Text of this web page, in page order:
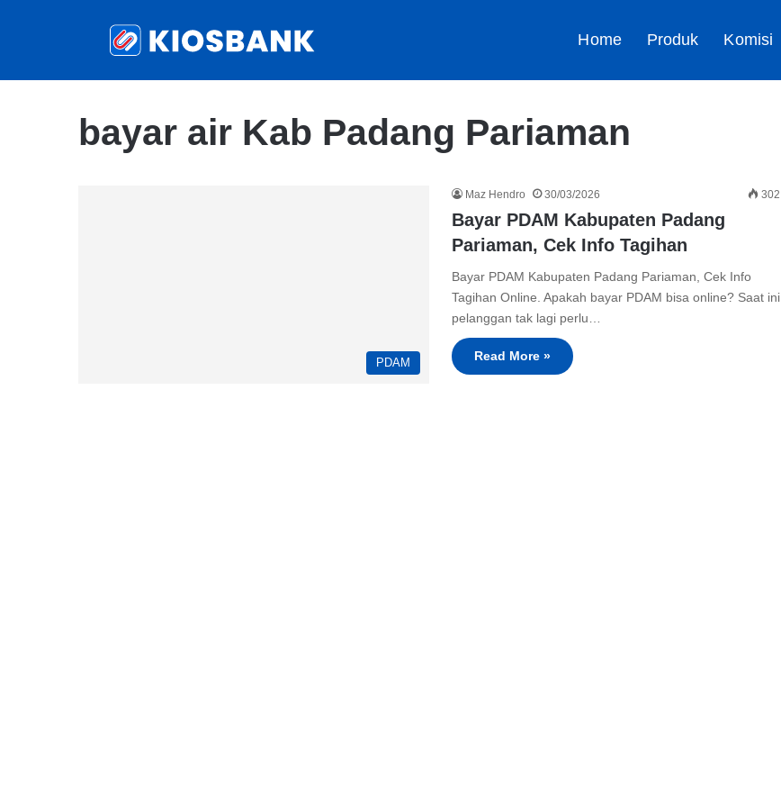
Home Produk Komisi
bayar air Kab Padang Pariaman
PDAM
Maz Hendro 30/03/2026 302
Bayar PDAM Kabupaten Padang
Pariaman, Cek Info Tagihan
Bayar PDAM Kabupaten Padang Pariaman, Cek Info
Tagihan Online. Apakah bayar PDAM bisa online? Saat ini
pelanggan tak lagi perlu…
Read More »